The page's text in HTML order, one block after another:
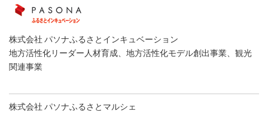
株式会社 パソナふるさとインキュベーション
地方活性化リーダー人材育成、地方活性化モデル創出事業、観光
関連事業
株式会社 パソナふるさとマルシェ